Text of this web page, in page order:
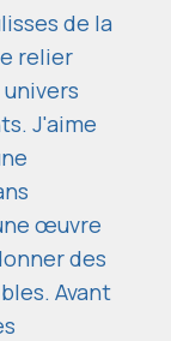
de la
relier
J'aime
œuvre
des
Avant